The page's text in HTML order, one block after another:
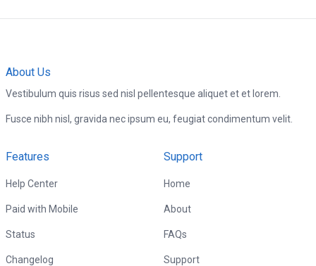
About Us
Vestibulum quis risus sed nisl pellentesque aliquet et et lorem.
Fusce nibh nisl, gravida nec ipsum eu, feugiat condimentum velit.
Features
Help Center
Paid with Mobile
Status
Changelog
Support
Home
About
FAQs
Support